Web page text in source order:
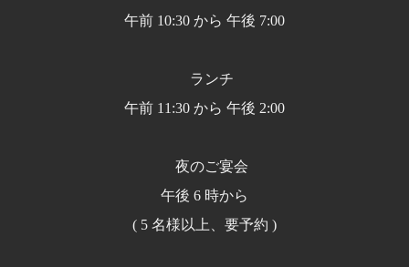
午前 10:30 から 午後 7:00
ランチ
午前 11:30 から 午後 2:00
夜のご宴会
午後 6 時から
( 5 名様以上、要予約 )